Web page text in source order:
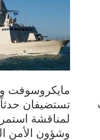
تستضيفان
لمناقشة
وشؤون الأمن